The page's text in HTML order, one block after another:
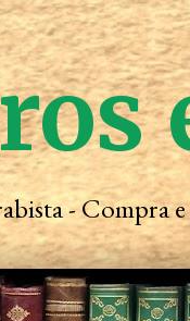
- Compra